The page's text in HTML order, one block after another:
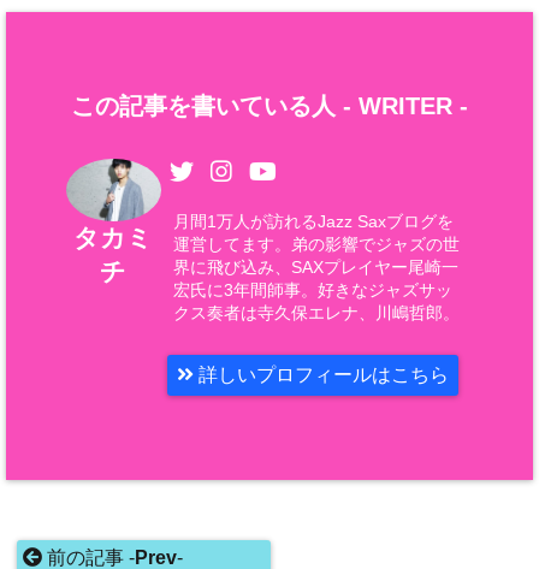
この記事を書いている人 - WRITER -
タカミ
チ
月間1万人が訪れるJazz Saxブログを
運営してます。弟の影響でジャズの世
界に飛び込み、SAXプレイヤー尾崎一
宏氏に3年間師事。好きなジャズサッ
クス奏者は寺久保エレナ、川嶋哲郎。
詳しいプロフィールはこちら
前の記事 -Prev-